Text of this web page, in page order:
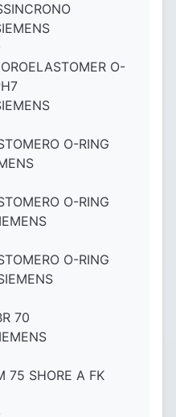
O-
O-RING
O-RING
O-RING
70
75 SHORE A FK